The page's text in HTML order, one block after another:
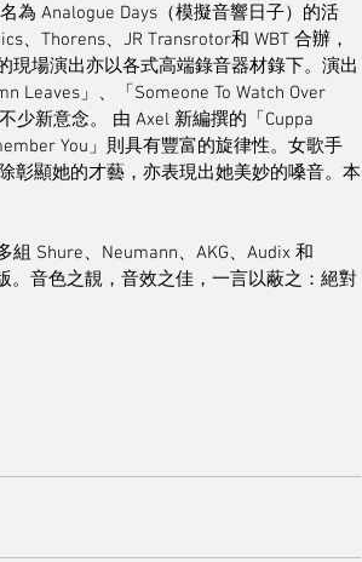
為 Analogue Days（模擬音響日子）的活
、Thorens、JR Transrotor和 WBT 合辦，
現場演出亦以各式高端錄音器材錄下。演出
Leaves」、「Someone To Watch Over
少新意念。 由 Axel 新編撰的「Cuppa
You」則具有豐富的旋律性。女歌手
彰顯她的才藝，亦表現出她美妙的嗓音。本
Shure、Neumann、AKG、Audix 和
。音色之靚，音效之佳，一言以蔽之：絕對